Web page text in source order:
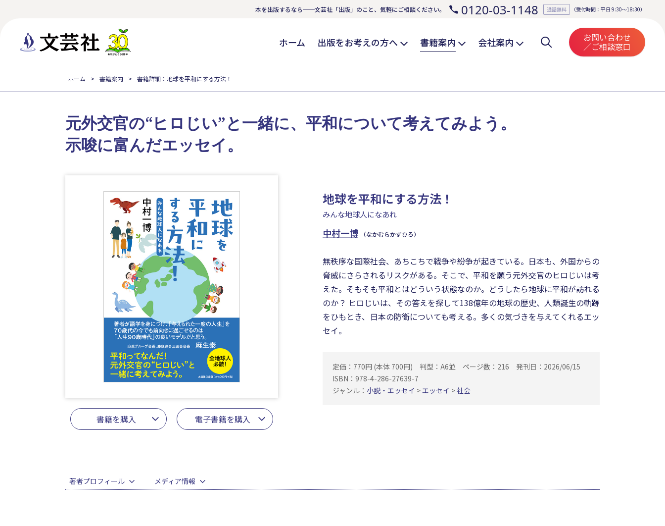
本を出版するなら──文芸社「出版」のこと、気軽にご相談ください。 0120-03-1148 通話無料 （受付時間：平日 9:30～18:30）
ホーム 出版をお考えの方へ 書籍案内 会社案内 お問い合わせ
／ご相談窓口
ホーム 書籍案内 書籍詳細：地球を平和にする方法！
地球を平和にする方法！
みんな地球人になあれ
中村一博 （なかむらかずひろ）
書籍を購入 電子書籍を購入
元外交官の“ヒロじい”と一緒に、平和について考えてみよう。
示唆に富んだエッセイ。
無秩序な国際社会、あちこちで戦争や紛争が起きている。日本も、外国からの
脅威にさらされるリスクがある。そこで、平和を願う元外交官のヒロじいは考
えた。そもそも平和とはどういう状態なのか。どうしたら地球に平和が訪れる
のか？ ヒロじいは、その答えを探して138億年の地球の歴史、人類誕生の軌跡
をひもとき、日本の防衛についても考える。多くの気づきを与えてくれるエッ
セイ。
定価：770円 (本体 700円) 判型：A6並 ページ数：216
発刊日：2026/06/15
ISBN：978-4-286-27639-7
ジャンル： 小説・エッセイ >エッセイ >社会
著者プロフィール メディア情報